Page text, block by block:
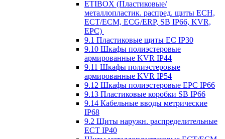
ETIBOX (Пластиковые/
металлопластик. распред. щиты ECH,
ECT/ECM, ECG/ERP, SB IP66, KVR,
EPC)
9.1 Пластиковые щиты EC IP30
9.10 Шкафы полиэстеровые
армированные KVR IP44
9.11 Шкафы полиэстеровые
армированные KVR IP54
9.12 Шкафы полиэстеровые EPC IP66
9.13 Пластиковые коробки SB IP66
9.14 Кабельные вводы метрические
IP68
9.2 Щиты наружн. распределительные
ECT IP40